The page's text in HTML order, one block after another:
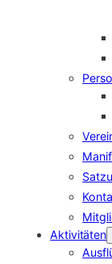
Aktivitäten